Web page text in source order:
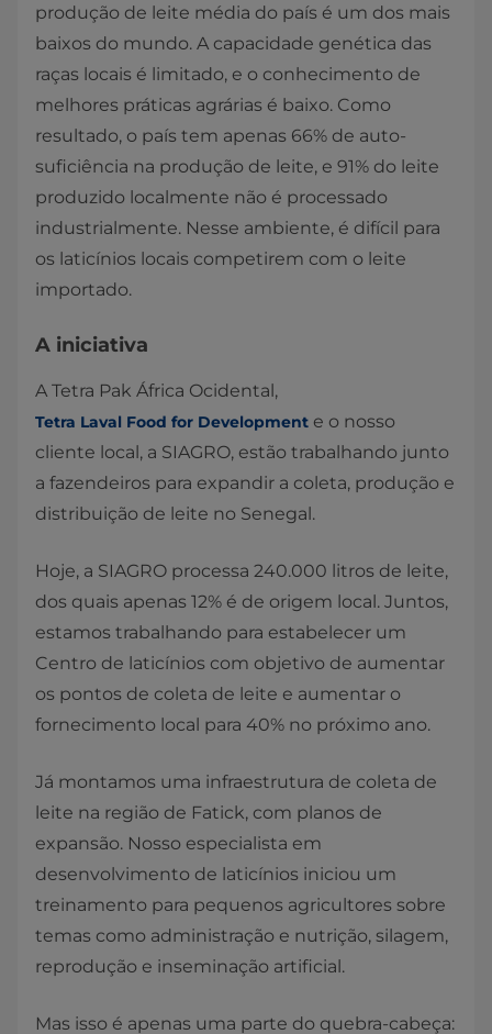
produção de leite média do país é um dos mais
baixos do mundo. A capacidade genética das
raças locais é limitado, e o conhecimento de
melhores práticas agrárias é baixo. Como
resultado, o país tem apenas 66% de auto-
suficiência na produção de leite, e 91% do leite
produzido localmente não é processado
industrialmente. Nesse ambiente, é difícil para
os laticínios locais competirem com o leite
importado.
A iniciativa
A Tetra Pak África Ocidental,
Tetra Laval Food for Development e o nosso
cliente local, a SIAGRO, estão trabalhando junto
a fazendeiros para expandir a coleta, produção e
distribuição de leite no Senegal.
Hoje, a SIAGRO processa 240.000 litros de leite,
dos quais apenas 12% é de origem local. Juntos,
estamos trabalhando para estabelecer um
Centro de laticínios com objetivo de aumentar
os pontos de coleta de leite e aumentar o
fornecimento local para 40% no próximo ano.
Já montamos uma infraestrutura de coleta de
leite na região de Fatick, com planos de
expansão. Nosso especialista em
desenvolvimento de laticínios iniciou um
treinamento para pequenos agricultores sobre
temas como administração e nutrição, silagem,
reprodução e inseminação artificial.
Mas isso é apenas uma parte do quebra-cabeça: